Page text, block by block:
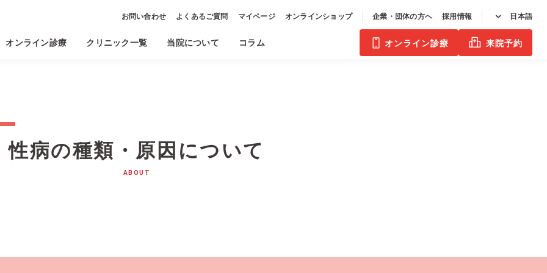
オンライン診療 クリニック一覧 当院について コラム
お問い合わせ よくあるご質問 マイページ オンラインショップ 企業・団体の方へ 採用情報 日本語
来院予約
オンライン診療
性病の種類・原因について
ABOUT